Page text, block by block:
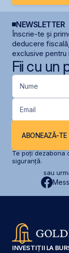
NEWSLETTER
Înscrie-te și
deducere
exclusive pentru
Fii cu un
Nume
Email
ABONEAZĂ-TE
Te poți dezabona
siguranță.
sau
INVESTIȚII LA